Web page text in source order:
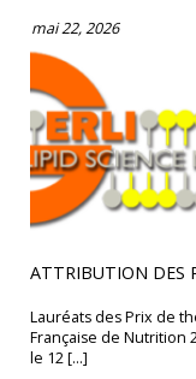
mai 22, 2026
ATTRIBUTION DES
Lauréats des Prix de
Française de Nutrition
le 12 […]